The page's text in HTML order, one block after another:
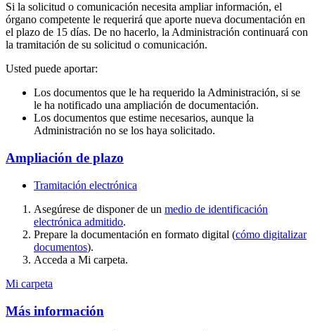
Si la solicitud o comunicación necesita ampliar información, el
órgano competente le requerirá que aporte nueva documentación en
el plazo de 15 días. De no hacerlo, la Administración continuará con
la tramitación de su solicitud o comunicación.
Usted puede aportar:
Los documentos que le ha requerido la Administración, si se
le ha notificado una ampliación de documentación.
Los documentos que estime necesarios, aunque la
Administración no se los haya solicitado.
Ampliación de plazo
Tramitación electrónica
Asegúrese de disponer de un medio de identificación
electrónica admitido.
Prepare la documentación en formato digital (cómo digitalizar
documentos).
Acceda a Mi carpeta.
Mi carpeta
Más información